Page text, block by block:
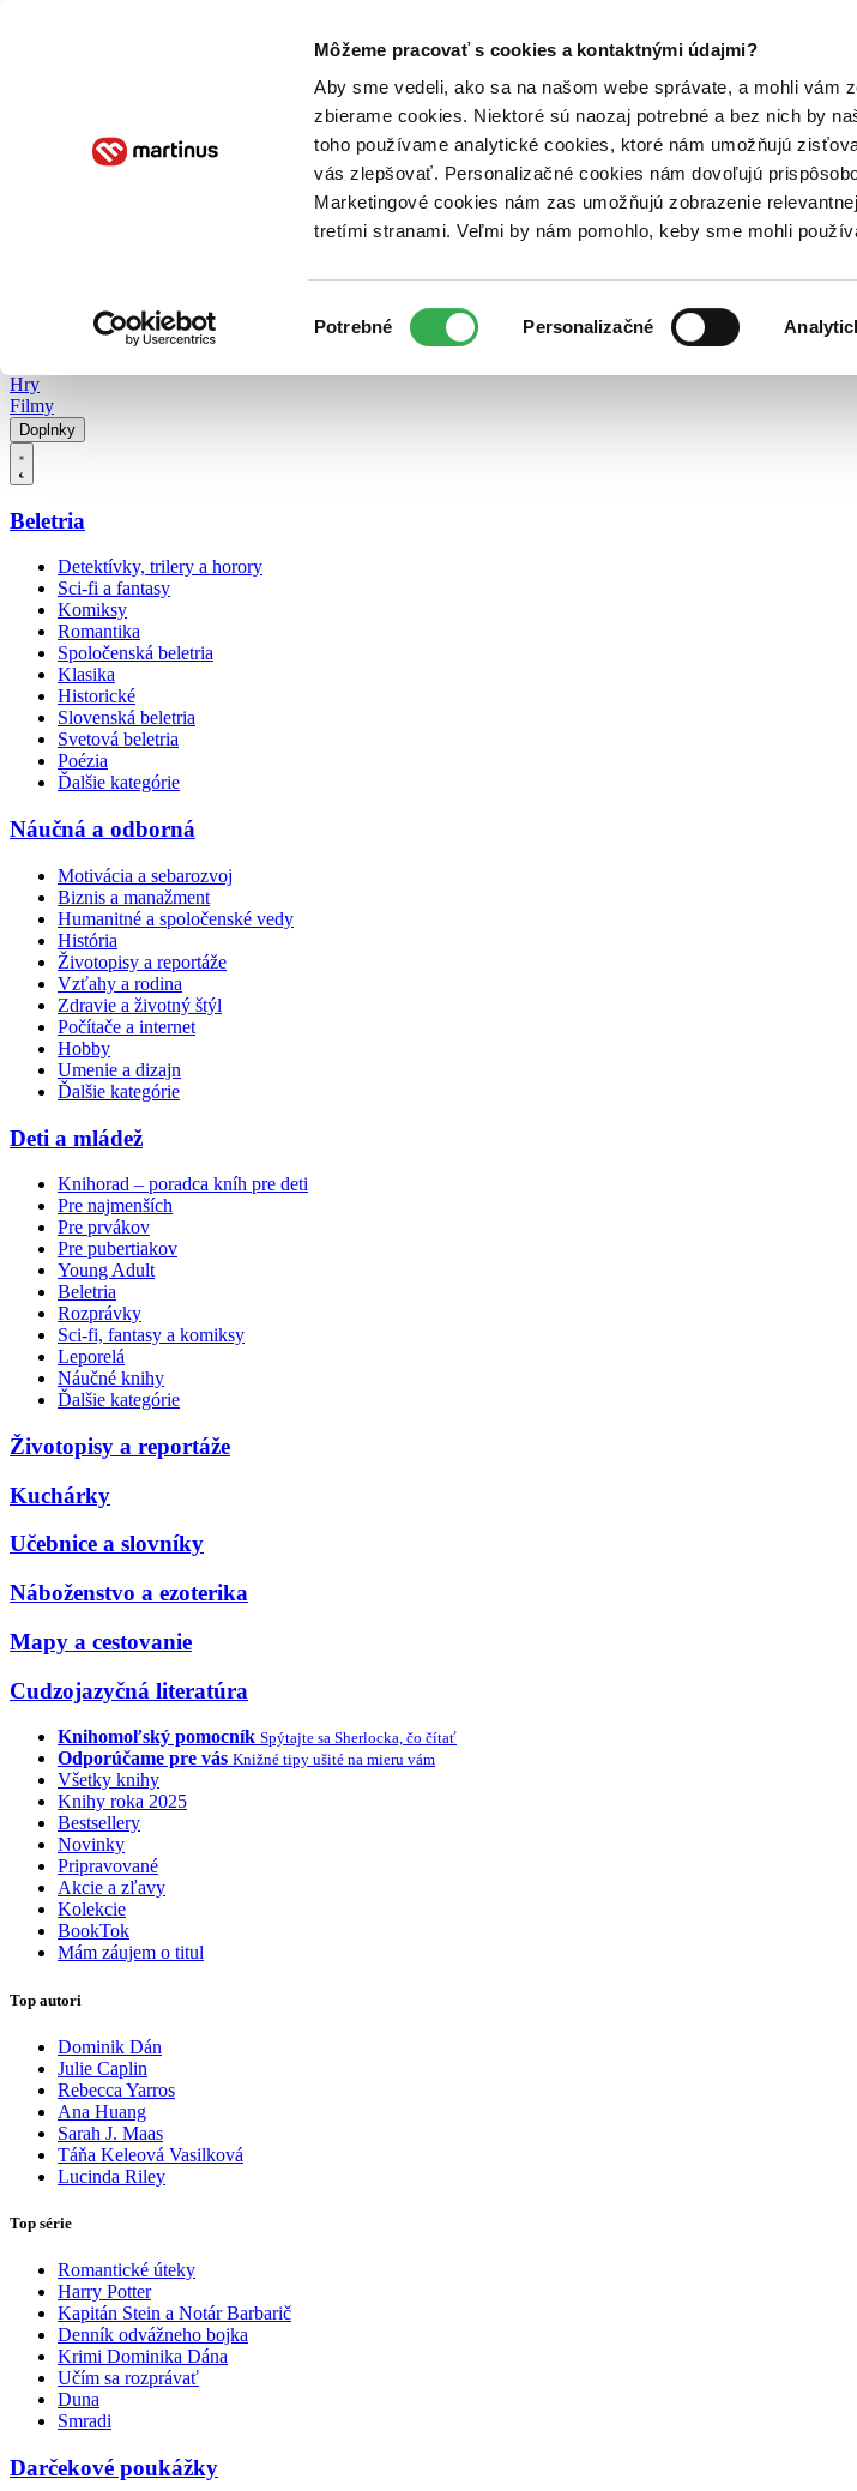
Môžeme pracovať s cookies a kontaktnými údajmi?
Aby sme vedeli, ako sa na našom webe správate, a mohli vám
zbierame cookies. Niektoré sú naozaj potrebné a bez nich by
toho používame analytické cookies, ktoré nám umožňujú
vás zlepšovať. Personalizačné cookies nám dovoľujú
Marketingové cookies nám zas umožňujú zobrazenie
tretími stranami. Veľmi by nám pomohlo, keby sme mohli
súhlasu
Potrebné Personalizačné
Poukážky Kontakt
Hry
Filmy
Doplnky
Beletria
Detektívky, trilery a horory
Sci-fi a fantasy
Komiksy
Romantika
Spoločenská beletria
Klasika
Historické
Slovenská beletria
Svetová beletria
Poézia
Ďalšie kategórie
Náučná a odborná
Motivácia a sebarozvoj
Biznis a manažment
Humanitné a spoločenské vedy
História
Životopisy a reportáže
Vzťahy a rodina
Zdravie a životný štýl
Počítače a internet
Hobby
Umenie a dizajn
Ďalšie kategórie
Deti a mládež
Knihorad – poradca kníh pre deti
Pre najmenších
Pre prvákov
Pre pubertiakov
Young Adult
Beletria
Rozprávky
Sci-fi, fantasy a komiksy
Leporelá
Náučné knihy
Ďalšie kategórie
Životopisy a reportáže
Kuchárky
Učebnice a slovníky
Náboženstvo a ezoterika
Mapy a cestovanie
Cudzojazyčná literatúra
Knihomoľský pomocník Spýtajte sa Sherlocka, čo čítať
Odporúčame pre vás Knižné tipy ušité na mieru vám
Všetky knihy
Knihy roka 2025
Bestsellery
Novinky
Pripravované
Akcie a zľavy
Kolekcie
BookTok
Mám záujem o titul
Top autori
Dominik Dán
Julie Caplin
Rebecca Yarros
Ana Huang
Sarah J. Maas
Táňa Keleová Vasilková
Lucinda Riley
Top série
Romantické úteky
Harry Potter
Kapitán Stein a Notár Barbarič
Denník odvážneho bojka
Krimi Dominika Dána
Učím sa rozprávať
Duna
Smradi
Darčekové poukážky